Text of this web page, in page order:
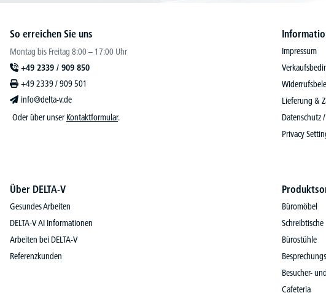
So erreichen Sie uns
Montag bis Freitag 8:00 – 17:00 Uhr
+49 2339 / 909 850
+49 2339 / 909 501
info@delta-v.de
Oder über unser Kontaktformular.
Impressum
Lieferung &
Datenschutz
Privacy
Über DELTA-V
Gesundes Arbeiten
DELTA-V AI Informationen
Arbeiten bei DELTA-V
Referenzkunden
Büromöbel
Schreibtische
Bürostühle
Besucher-
Cafeteria